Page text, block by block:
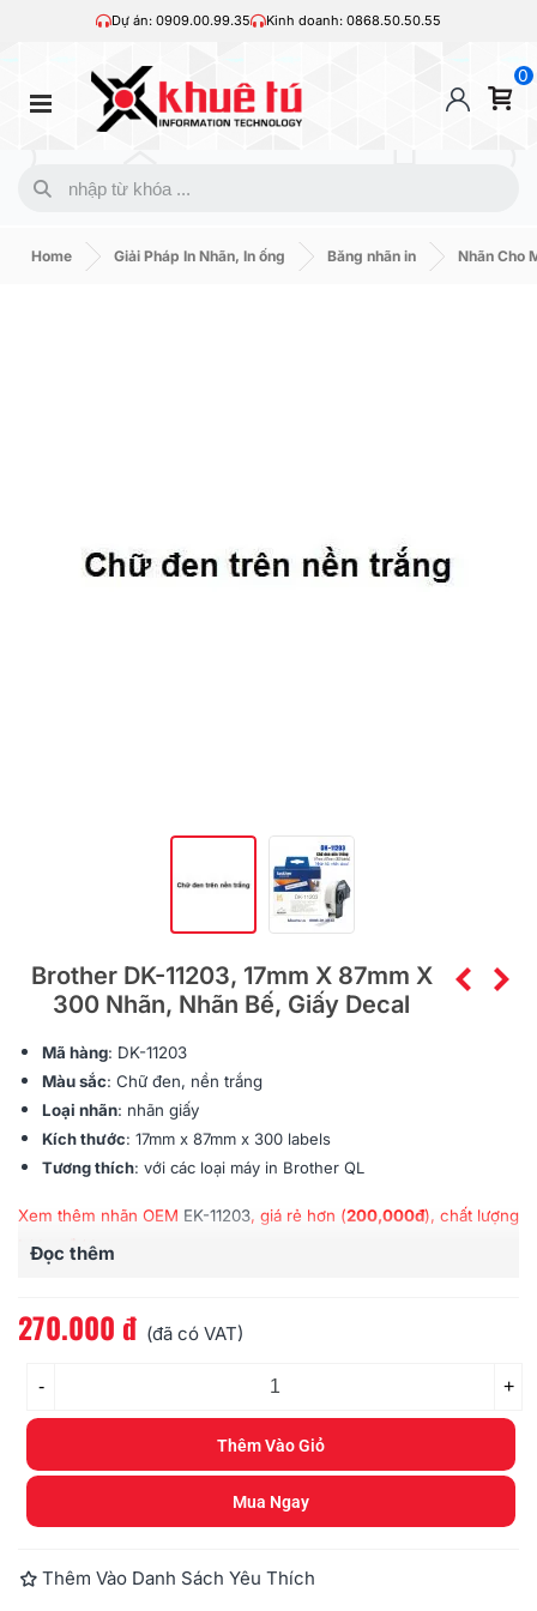
Dự án: 0909.00.99.35 Kinh doanh: 0868.50.50.55
0
Home Giải Pháp In Nhãn, In ống Băng nhãn in Nhãn Cho
Brother DK-11203, 17mm X 87mm X
300 Nhãn, Nhãn Bế, Giấy Decal
Mã hàng: DK-11203
Màu sắc: Chữ đen, nền trắng
Loại nhãn: nhãn giấy
Kích thước: 17mm x 87mm x 300 labels
Tương thích: với các loại máy in Brother QL
Xem thêm nhãn OEM EK-11203, giá rẻ hơn (200,000đ), chất lượng
tương đương
Đọc thêm
270.000 đ (đã có VAT)
- +
Thêm Vào Giỏ
Mua Ngay
Thêm Vào Danh Sách Yêu Thích